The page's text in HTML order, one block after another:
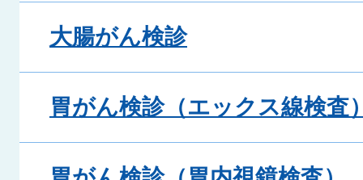
大腸がん検診
胃がん検診（エックス線検査